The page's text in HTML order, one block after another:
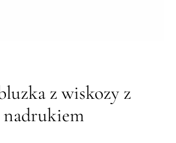
z wiskozy z
nadrukiem